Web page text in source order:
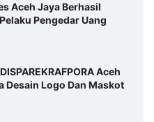
Aceh Jaya Berhasil
Pengedar Uang
Aceh
Desain Logo Dan Maskot